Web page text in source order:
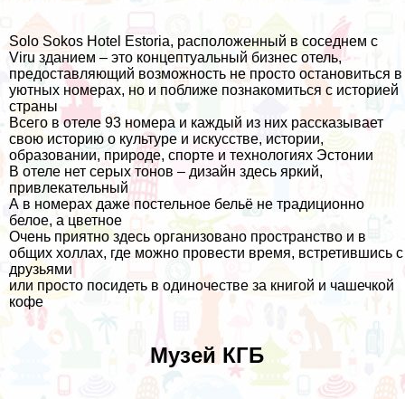
Solo Sokos Hotel Estoria, расположенный в соседнем с
Viru зданием – это концептуальный бизнес отель,
предоставляющий возможность не просто остановиться в
уютных номерах, но и поближе познакомиться с историей
страны
Всего в отеле 93 номера и каждый из них рассказывает
свою историю о культуре и искусстве, истории,
образовании, природе, спорте и технологиях Эстонии
В отеле нет серых тонов – дизайн здесь яркий,
привлекательный
А в номерах даже постельное бельё не традиционно
белое, а цветное
Очень приятно здесь организовано пространство и в
общих холлах, где можно провести время, встретившись с
друзьями
или просто посидеть в одиночестве за книгой и чашечкой
кофе
Музей КГБ